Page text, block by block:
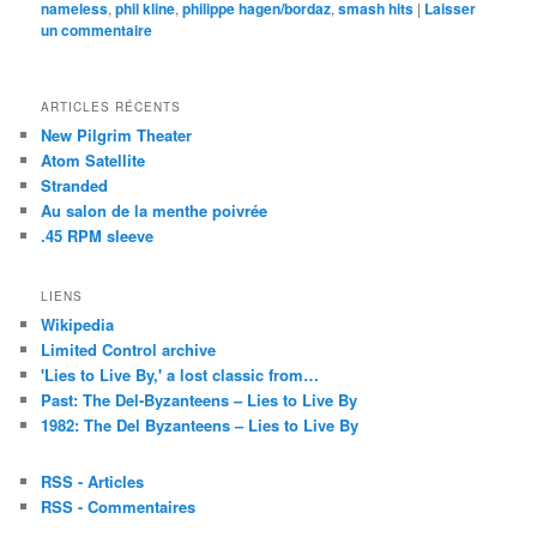
mail
à
un
nouvelle
fenêtre)
nouvelle
fenêtre)
nameless,phil kline,philippe hagen/bordaz,smash hits | Laisser
un commentaire
ARTICLES RÉCENTS
New Pilgrim Theater
Atom Satellite
Stranded
Au salon de la menthe poivrée
.45 RPM sleeve
LIENS
Wikipedia
Limited Control archive
'Lies to Live By,' a lost classic from…
Past: The Del-Byzanteens – Lies to Live By
1982: The Del Byzanteens – Lies to Live By
RSS - Articles
RSS - Commentaires